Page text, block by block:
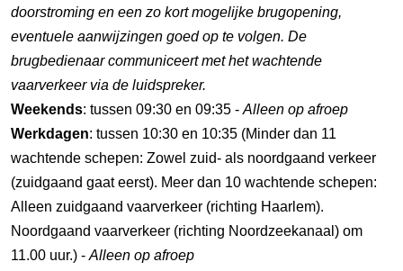
doorstroming en een zo kort mogelijke brugopening,
eventuele aanwijzingen goed op te volgen. De
brugbedienaar communiceert met het wachtende
vaarverkeer via de luidspreker.
Weekends: tussen 09:30 en 09:35 - Alleen op afroep
Werkdagen: tussen 10:30 en 10:35 (Minder dan 11
wachtende schepen: Zowel zuid- als noordgaand verkeer
(zuidgaand gaat eerst). Meer dan 10 wachtende schepen:
Alleen zuidgaand vaarverkeer (richting Haarlem).
Noordgaand vaarverkeer (richting Noordzeekanaal) om
11.00 uur.) - Alleen op afroep